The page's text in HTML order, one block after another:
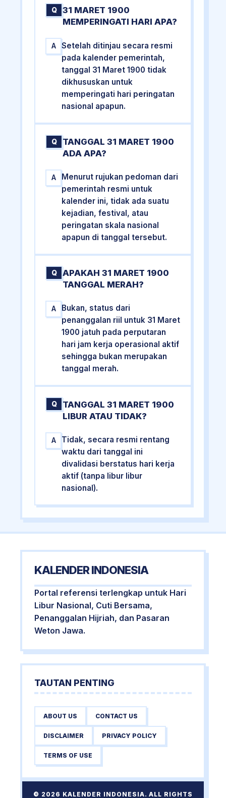
Q
31 MARET 1900
MEMPERINGATI HARI APA?
A
Setelah ditinjau secara resmi
pada kalender pemerintah,
tanggal 31 Maret 1900 tidak
dikhususkan untuk
memperingati hari peringatan
nasional apapun.
Q
TANGGAL 31 MARET 1900
ADA APA?
A
Menurut rujukan pedoman dari
pemerintah resmi untuk
kalender ini, tidak ada suatu
kejadian, festival, atau
peringatan skala nasional
apapun di tanggal tersebut.
Q
APAKAH 31 MARET 1900
TANGGAL MERAH?
A
Bukan, status dari
penanggalan riil untuk 31 Maret
1900 jatuh pada perputaran
hari jam kerja operasional aktif
sehingga bukan merupakan
tanggal merah.
Q
TANGGAL 31 MARET 1900
LIBUR ATAU TIDAK?
A
Tidak, secara resmi rentang
waktu dari tanggal ini
divalidasi berstatus hari kerja
aktif (tanpa libur libur
nasional).
KALENDER INDONESIA
Portal referensi terlengkap untuk Hari
Libur Nasional, Cuti Bersama,
Penanggalan Hijriah, dan Pasaran
Weton Jawa.
TAUTAN PENTING
ABOUT US CONTACT US
DISCLAIMER PRIVACY POLICY
TERMS OF USE
© 2026 KALENDER INDONESIA. ALL RIGHTS